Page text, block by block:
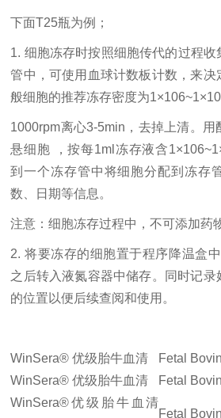
下面T25瓶为例；
1. 细胞冻存时按照细胞传代的过程
管中，可使用血球计数板计数，来决
般细胞的推荐冻存密度为
1000rpm离心3-5min，去掉上清。用
悬细胞 ，按每1ml冻存液含
到一个冻存管中将细胞分配到冻存
数、日期等信息。
注意：细胞冻存过程中，不可添加药
2. 将要冻存的细胞置于程序降温盒
之后转入液氮容器中储存。同时记录
的位置以便后续查阅和使用。
WinSera® 优级胎牛血清 Fetal
WinSera® 优级胎牛血清
Fetal
WinSera®优级胎牛血清
Fetal